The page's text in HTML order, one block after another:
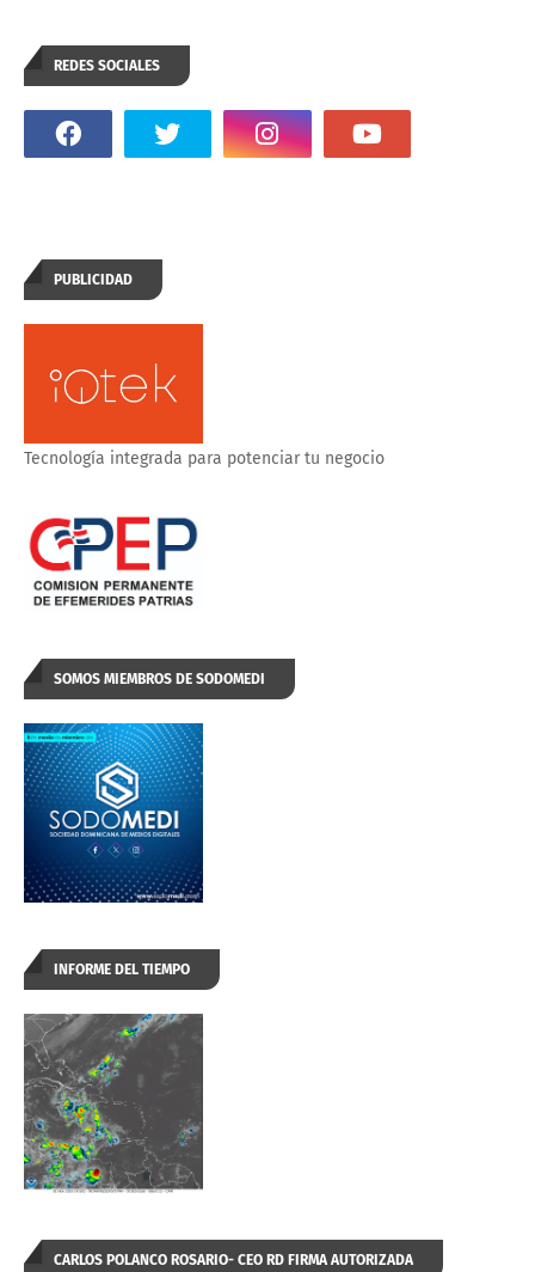
REDES SOCIALES
PUBLICIDAD
Tecnología integrada para potenciar tu negocio
SOMOS MIEMBROS DE SODOMEDI
INFORME DEL TIEMPO
CARLOS POLANCO ROSARIO- CEO RD FIRMA AUTORIZADA